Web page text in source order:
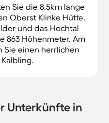
Sie die 8,5km lange
Oberst Klinke Hütte.
und das Hochtal
863 Höhenmeter. Am
Sie einen herrlichen
Unterkünfte in